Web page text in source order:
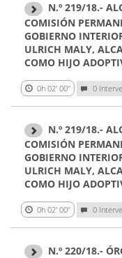
N.º 219/18.-
COMISIÓN
GOBIERNO
ULRICH MALY,
COMO HIJO
0h 02' 00'' 0
N.º 219/18.-
COMISIÓN
GOBIERNO
ULRICH MALY,
COMO HIJO
0h 02' 00'' 0
N.º 220/18.-